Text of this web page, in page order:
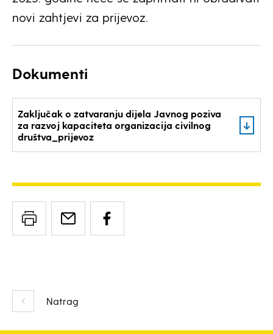
Natrag
novi zahtjevi za prijevoz.
Dokumenti
Zaključak o zatvaranju dijela Javnog poziva
za razvoj kapaciteta organizacija civilnog
društva_prijevoz